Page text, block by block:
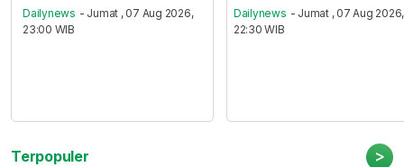
Dailynews - Jumat , 07 Aug 2026,
23:00 WIB
Dailynews - Jumat , 07 Aug 2026,
22:30 WIB
Terpopuler >